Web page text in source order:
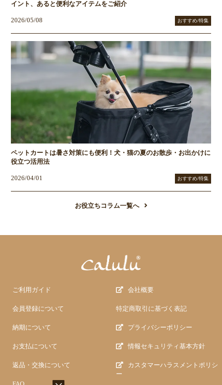
イント、あると便利なアイテムをご紹介
2026/05/08 おすすめ/特集
ペットカートは暑さ対策にも便利！犬・猫の夏のお散歩・お出かけに
役立つ活用法
2026/04/01 おすすめ/特集
お役立ちコラム一覧へ
ご利用ガイド
会員登録について
納期について
お支払について
返品・交換について
会社概要
特定商取引に基づく表記
プライバシーポリシー
情報セキュリティ基本方針
カスタマーハラスメントポリシ
ー